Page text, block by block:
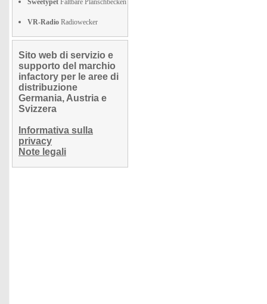
Sweetypet Faltbare Planschbecken
VR-Radio Radiowecker
Sito web di servizio e
supporto del marchio
infactory per le aree di
distribuzione
Germania, Austria e
Svizzera
Informativa sulla
privacy
Note legali